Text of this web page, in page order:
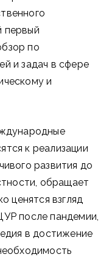
первый
по
и задач в сфере
и
к реализации
развития до
обращает
ценятся взгляд
после пандемии,
в достижение